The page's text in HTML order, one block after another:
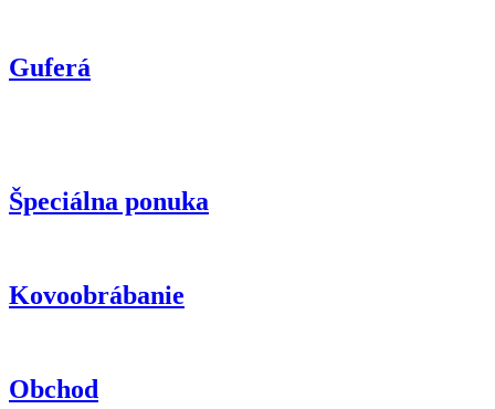
Guferá
Špeciálna ponuka
Kovoobrábanie
Obchod